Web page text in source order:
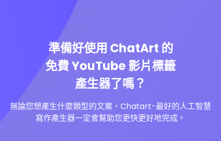
準備好使用 ChatArt 的
免費 YouTube 影片標籤
產生器了嗎？
無論您想產生什麼類型的文案，Chatart-最好的人工智慧
寫作產生器一定會幫助您更快更好地完成。